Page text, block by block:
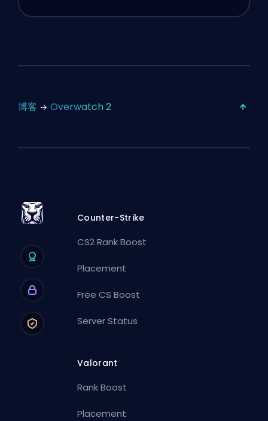
博客 Overwatch 2
Counter-Strike
CS2 Rank Boost
Placement
Free CS Boost
Server Status
Valorant
Rank Boost
Placement